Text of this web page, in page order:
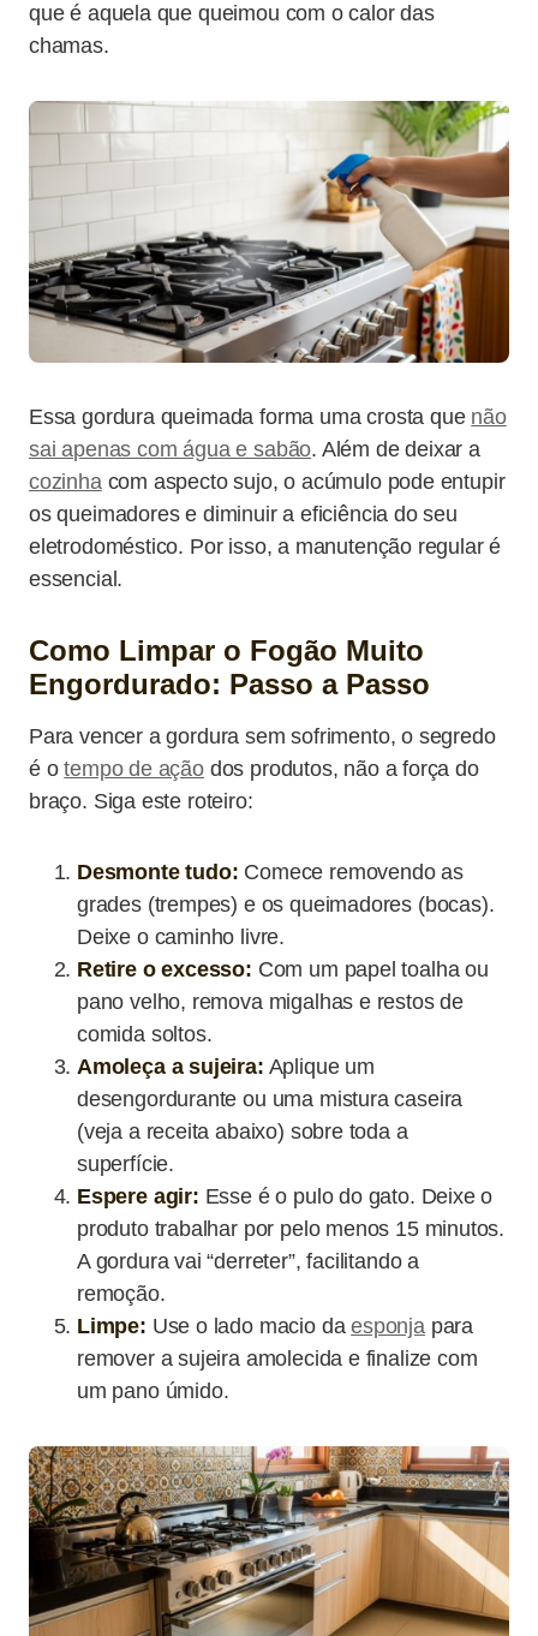
que é aquela que queimou com o calor das
chamas.
Essa gordura queimada forma uma crosta que não
sai apenas com água e sabão. Além de deixar a
cozinha com aspecto sujo, o acúmulo pode entupir
os queimadores e diminuir a eficiência do seu
eletrodoméstico. Por isso, a manutenção regular é
essencial.
Como Limpar o Fogão Muito
Engordurado: Passo a Passo
Para vencer a gordura sem sofrimento, o segredo
é otempo de açãodos produtos, não a força do
braço. Siga este roteiro:
Desmonte tudo: Comece removendo as
grades (trempes) e os queimadores (bocas).
Deixe o caminho livre.
Retire o excesso: Com um papel toalha ou
pano velho, remova migalhas e restos de
comida soltos.
Amoleça a sujeira: Aplique um
desengordurante ou uma mistura caseira
(veja a receita abaixo) sobre toda a
superfície.
Espere agir: Esse é o pulo do gato. Deixe o
produto trabalhar por pelo menos 15 minutos.
A gordura vai “derreter”, facilitando a
remoção.
Limpe: Use o lado macio daesponja para
remover a sujeira amolecida e finalize com
um pano úmido.